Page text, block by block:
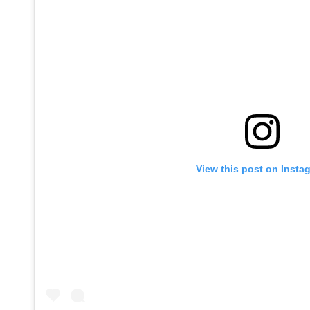
View this post on